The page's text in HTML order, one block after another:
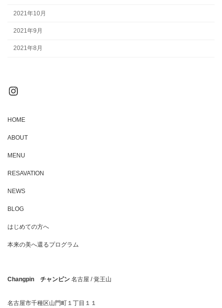
2021年10月
2021年9月
2021年8月
Instagram
HOME
ABOUT
MENU
RESAVATION
NEWS
BLOG
はじめての方へ
本来の美へ還るプログラム
Changpin チャンピン 名古屋 / 覚王山
名古屋市千種区山門町１丁目１１